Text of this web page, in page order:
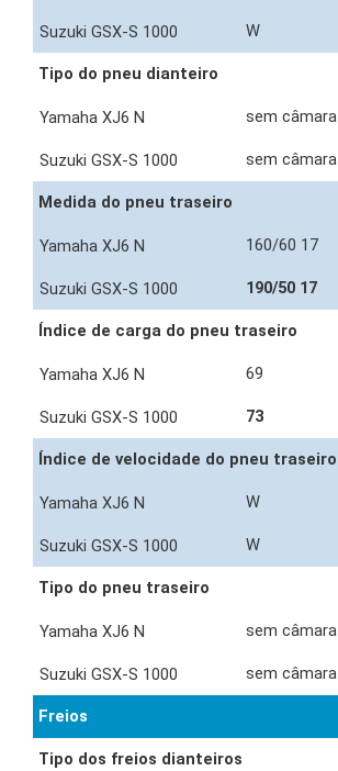
W
Tipo do pneu dianteiro
sem câmara
sem câmara
Medida do pneu traseiro
160/60 17
190/50 17
Índice de carga do pneu traseiro
69
73
Índice de velocidade do pneu traseiro
W
W
Tipo do pneu traseiro
sem câmara
sem câmara
Freios
Tipo dos freios dianteiros